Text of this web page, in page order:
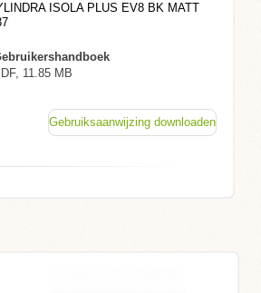
ISOLA PLUS EV8 BK MATT
11.85 MB
Gebruiksaanwijzing downloaden